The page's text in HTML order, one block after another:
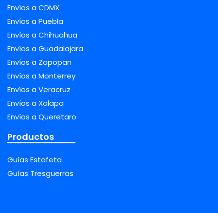
Envíos a CDMX
Envíos a Puebla
Envíos a Chihuahua
Envíos a Guadalajara
Envíos a Zapopan
Envíos a Monterrey
Envíos a Veracruz
Envíos a Xalapa
Envíos a Queretaro
Productos
Guías Estafeta
Guías Tresguerras